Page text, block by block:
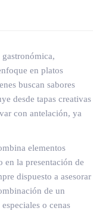
en platos
buscan sabores
desde tapas creativas
con antelación, ya
elementos
en la presentación de
dispuesto a asesorar
de un
o cenas